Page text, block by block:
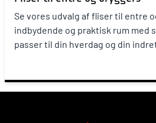
Se vores udvalg af fliser til entre
indbydende og praktisk rum med
passer til din hverdag og din